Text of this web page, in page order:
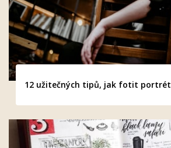
12 užitečných tipů, jak fotit portrét